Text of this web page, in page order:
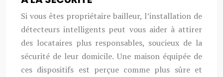
Si vous êtes propriétaire bailleur, l’installation de
détecteurs intelligents peut vous aider à attirer
des locataires plus responsables, soucieux de la
sécurité de leur domicile. Une maison équipée de
ces dispositifs est perçue comme plus sûre et